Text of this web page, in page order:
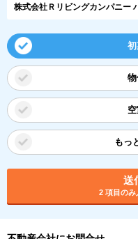
株式会社Ｒリビングカンパニー
もっ
送
2 項目のみ